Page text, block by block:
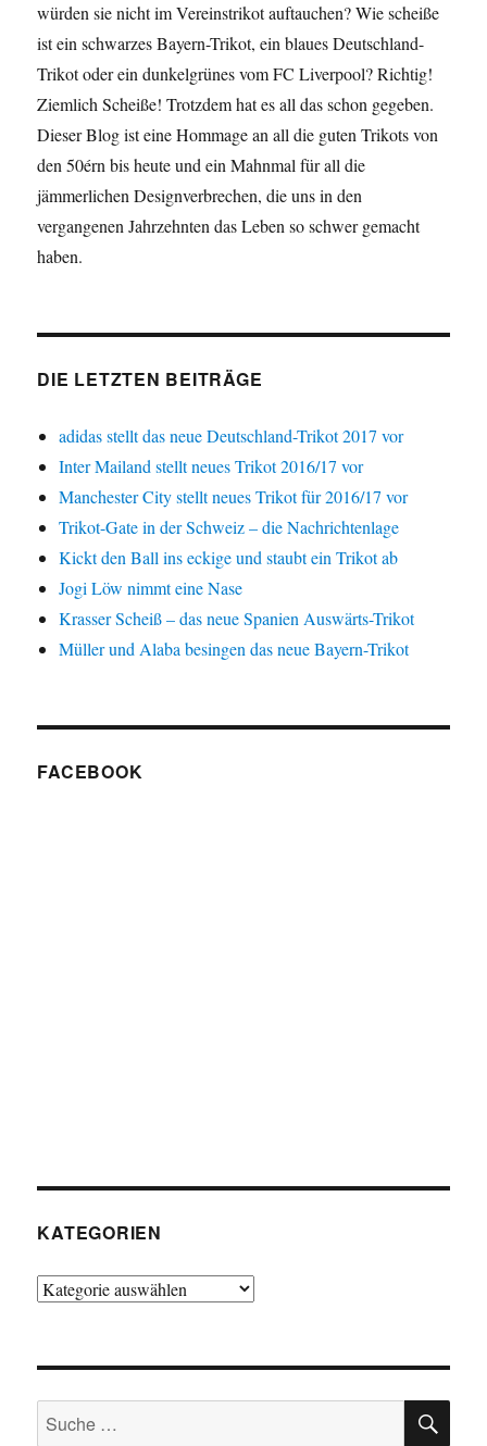
würden sie nicht im Vereinstrikot auftauchen? Wie scheiße
ist ein schwarzes Bayern-Trikot, ein blaues Deutschland-
Trikot oder ein dunkelgrünes vom FC Liverpool? Richtig!
Ziemlich Scheiße! Trotzdem hat es all das schon gegeben.
Dieser Blog ist eine Hommage an all die guten Trikots von
den 50érn bis heute und ein Mahnmal für all die
jämmerlichen Designverbrechen, die uns in den
vergangenen Jahrzehnten das Leben so schwer gemacht
haben.
DIE LETZTEN BEITRÄGE
adidas stellt das neue Deutschland-Trikot 2017 vor
Inter Mailand stellt neues Trikot 2016/17 vor
Manchester City stellt neues Trikot für 2016/17 vor
Trikot-Gate in der Schweiz – die Nachrichtenlage
Kickt den Ball ins eckige und staubt ein Trikot ab
Jogi Löw nimmt eine Nase
Krasser Scheiß – das neue Spanien Auswärts-Trikot
Müller und Alaba besingen das neue Bayern-Trikot
FACEBOOK
KATEGORIEN
Kategorien
Suche